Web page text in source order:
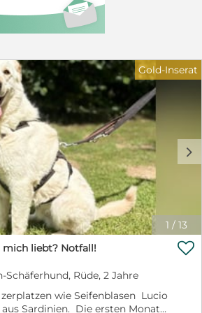
1 / 13
d
Gold-Inserat
mich liebt? Notfall!
Rüde, 2 Jahre
wie Seifenblasen Lucio
Sardinien. Die ersten Monate
